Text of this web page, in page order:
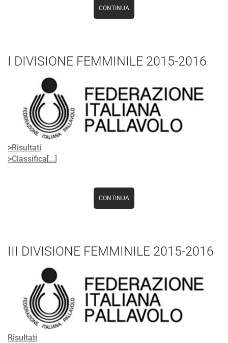
CONTINUA
I DIVISIONE FEMMINILE 2015-2016
>Risultati
>Classifica[...]
CONTINUA
III DIVISIONE FEMMINILE 2015-2016
Risultati